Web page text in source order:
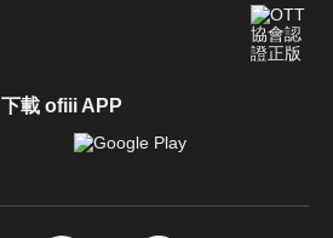
下載 ofiii APP